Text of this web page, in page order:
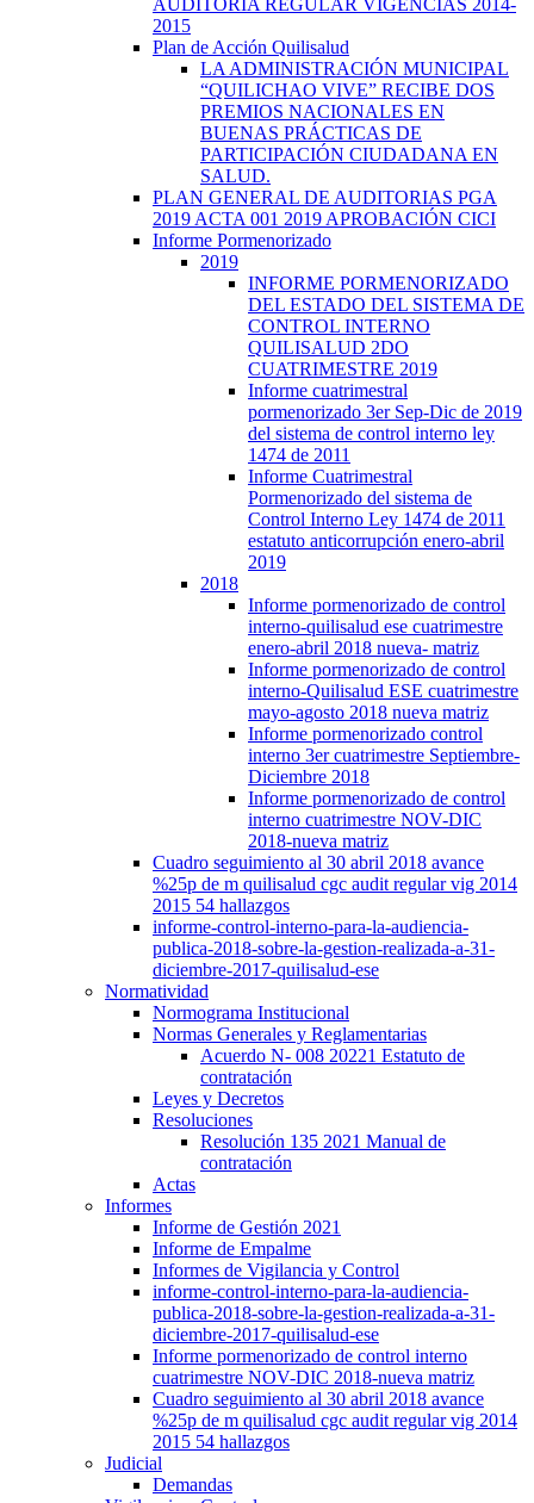
AUDITORIA REGULAR VIGENCIAS 2014-
2015
Plan de Acción Quilisalud
LA ADMINISTRACIÓN MUNICIPAL
“QUILICHAO VIVE” RECIBE DOS
PREMIOS NACIONALES EN
BUENAS PRÁCTICAS DE
PARTICIPACIÓN CIUDADANA EN
SALUD.
PLAN GENERAL DE AUDITORIAS PGA
2019 ACTA 001 2019 APROBACIÓN CICI
Informe Pormenorizado
2019
INFORME PORMENORIZADO
DEL ESTADO DEL SISTEMA DE
CONTROL INTERNO
QUILISALUD 2DO
CUATRIMESTRE 2019
Informe cuatrimestral
pormenorizado 3er Sep-Dic de 2019
del sistema de control interno ley
1474 de 2011
Informe Cuatrimestral
Pormenorizado del sistema de
Control Interno Ley 1474 de 2011
estatuto anticorrupción enero-abril
2019
2018
Informe pormenorizado de control
interno-quilisalud ese cuatrimestre
enero-abril 2018 nueva- matriz
Informe pormenorizado de control
interno-Quilisalud ESE cuatrimestre
mayo-agosto 2018 nueva matriz
Informe pormenorizado control
interno 3er cuatrimestre Septiembre-
Diciembre 2018
Informe pormenorizado de control
interno cuatrimestre NOV-DIC
2018-nueva matriz
Cuadro seguimiento al 30 abril 2018 avance
%25p de m quilisalud cgc audit regular vig 2014
2015 54 hallazgos
informe-control-interno-para-la-audiencia-
publica-2018-sobre-la-gestion-realizada-a-31-
diciembre-2017-quilisalud-ese
Normatividad
Normograma Institucional
Normas Generales y Reglamentarias
Acuerdo N- 008 20221 Estatuto de
contratación
Leyes y Decretos
Resoluciones
Resolución 135 2021 Manual de
contratación
Actas
Informes
Informe de Gestión 2021
Informe de Empalme
Informes de Vigilancia y Control
informe-control-interno-para-la-audiencia-
publica-2018-sobre-la-gestion-realizada-a-31-
diciembre-2017-quilisalud-ese
Informe pormenorizado de control interno
cuatrimestre NOV-DIC 2018-nueva matriz
Cuadro seguimiento al 30 abril 2018 avance
%25p de m quilisalud cgc audit regular vig 2014
2015 54 hallazgos
Judicial
Demandas